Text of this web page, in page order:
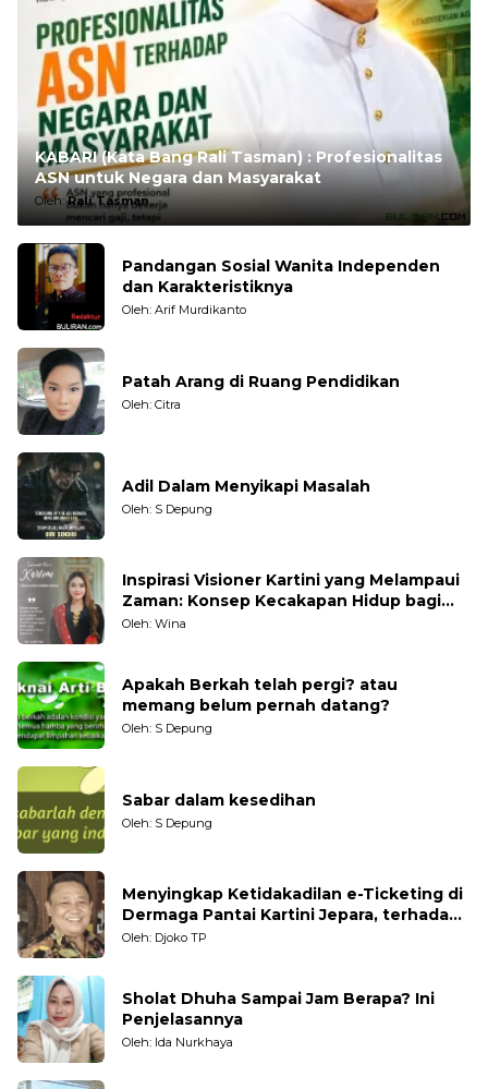
KABARI (Kata Bang Rali Tasman) : Profesionalitas
ASN untuk Negara dan Masyarakat
Oleh:Rali Tasman
Pandangan Sosial Wanita Independen
dan Karakteristiknya
Oleh: Arif Murdikanto
Patah Arang di Ruang Pendidikan
Oleh: Citra
Adil Dalam Menyikapi Masalah
Oleh: S Depung
Inspirasi Visioner Kartini yang Melampaui
Zaman: Konsep Kecakapan Hidup bagi
Generasi Muda
Oleh: Wina
Apakah Berkah telah pergi? atau
memang belum pernah datang?
Oleh: S Depung
Sabar dalam kesedihan
Oleh: S Depung
Menyingkap Ketidakadilan e-Ticketing di
Dermaga Pantai Kartini Jepara, terhadap
Nelayan Tradisional
Oleh: Djoko TP
Sholat Dhuha Sampai Jam Berapa? Ini
Penjelasannya
Oleh: Ida Nurkhaya